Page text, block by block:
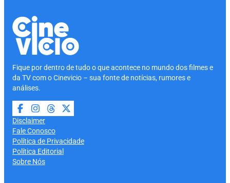
Fique por dentro de tudo o que acontece no mundo dos filmes e
da TV com o Cinevicio – sua fonte de notícias, rumores e
análises.
Disclaimer
Fale Conosco
Política de Privacidade
Política Editorial
Sobre Nós